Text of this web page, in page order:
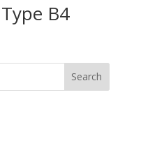
B4
Search